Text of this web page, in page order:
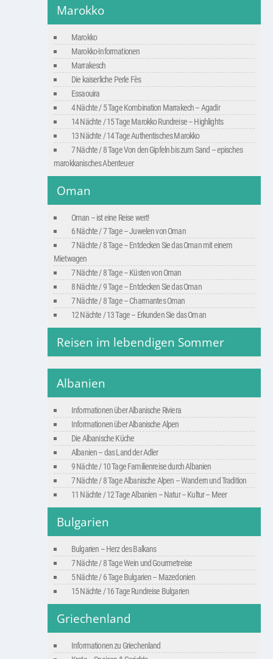
Marokko
Marokko
Marokko-Informationen
Marrakesch
Die kaiserliche Perle Fès
Essaouira
4 Nächte / 5 Tage Kombination Marrakech – Agadir
14 Nächte / 15 Tage Marokko Rundreise – Highlights
13 Nächte / 14 Tage Authentisches Marokko
7 Nächte / 8 Tage Von den Gipfeln bis zum Sand – episches
marokkanisches Abenteuer
Oman
Oman – ist eine Reise wert!
6 Nächte / 7 Tage – Juwelen von Oman
7 Nächte / 8 Tage – Entdecken Sie das Oman mit einem
Mietwagen
7 Nächte / 8 Tage – Küsten von Oman
8 Nächte / 9 Tage – Entdecken Sie das Oman
7 Nächte / 8 Tage – Charmantes Oman
12 Nächte / 13 Tage – Erkunden Sie das Oman
Reisen im lebendigen Sommer
Albanien
Informationen über Albanische Riviera
Informationen über Albanische Alpen
Die Albanische Küche
Albanien – das Land der Adler
9 Nächte / 10 Tage Familienreise durch Albanien
7 Nächte / 8 Tage Albanische Alpen – Wandern und Tradition
11 Nächte / 12 Tage Albanien – Natur – Kultur – Meer
Bulgarien
Bulgarien – Herz des Balkans
7 Nächte / 8 Tage Wein und Gourmetreise
5 Nächte / 6 Tage Bulgarien – Mazedonien
15 Nächte / 16 Tage Rundreise Bulgarien
Griechenland
Informationen zu Griechenland